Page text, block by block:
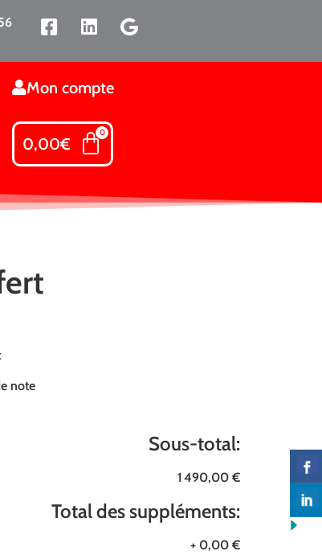
Mon compte
0,00€
note
Sous-total:
1 490,00 €
Total des suppléments:
+ 0,00 €